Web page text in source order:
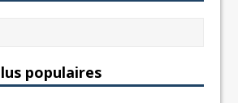
populaires